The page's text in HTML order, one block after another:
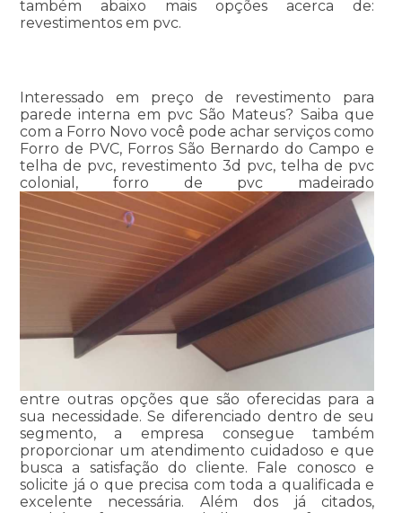
também abaixo mais opções acerca de:
revestimentos em pvc.
Interessado em preço de revestimento para
parede interna em pvc São Mateus? Saiba que
com a Forro Novo você pode achar serviços como
Forro de PVC, Forros São Bernardo do Campo e
telha de pvc, revestimento 3d pvc, telha de pvc
colonial, forro de pvc madeirado
entre outras opções que são oferecidas para a
sua necessidade. Se diferenciado dentro de seu
segmento, a empresa consegue também
proporcionar um atendimento cuidadoso e que
busca a satisfação do cliente. Fale conosco e
solicite já o que precisa com toda a qualificada e
excelente necessária. Além dos já citados,